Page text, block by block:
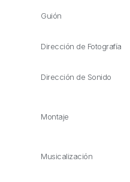
Guión
Dirección de Fotografía
Dirección de Sonido
Montaje
Musicalización